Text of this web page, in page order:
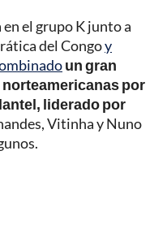
el grupo K junto a
del Congoy
un gran
por
liderado por
Vitinha y Nuno